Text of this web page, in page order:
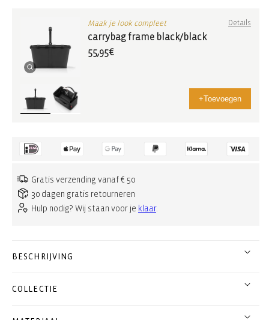
Maak je look compleet Details
carrybag frame black/black
55,95€
+Toevoegen
Gratis verzending vanaf € 50
30 dagen gratis retourneren
Hulp nodig? Wij staan voor je klaar.
BESCHRIJVING
COLLECTIE